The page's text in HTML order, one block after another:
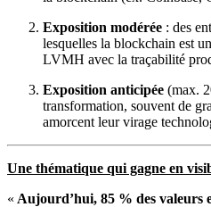
Exposition modérée : des
lesquelles la blockchain est
LVMH avec la traçabilité
Exposition anticipée (max.
transformation, souvent de
amorcent leur virage
Une thématique qui gagne en
« Aujourd’hui, 85 % des valeurs